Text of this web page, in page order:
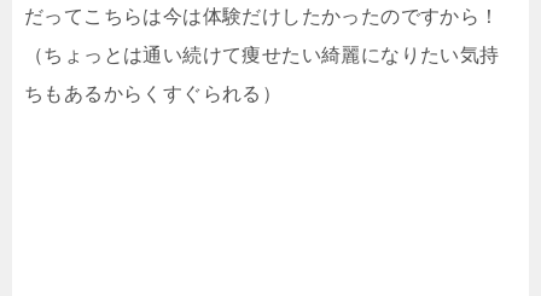
だってこちらは今は体験だけしたかったのですから！
（ちょっとは通い続けて痩せたい綺麗になりたい気持
ちもあるからくすぐられる）